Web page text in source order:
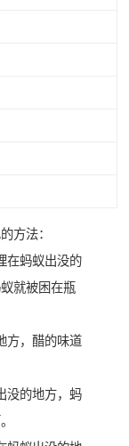
方法：
在蚂蚁出没的
就被困在瓶
方，醋的味道
没的地方，蚂